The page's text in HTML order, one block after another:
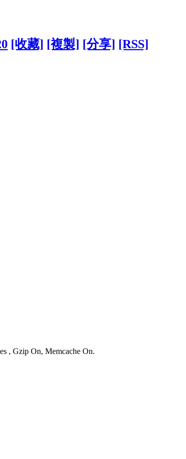
[收藏] [複製] [分享] [RSS]
, Gzip On, Memcache On.